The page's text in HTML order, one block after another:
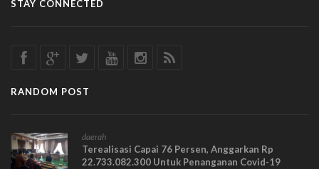
STAY CONNECTED
RANDOM POST
daerah
Terealisasi Capai 76 Persen, Anggarkan Rp
22.733.082.300 Untuk Penanganan Covid-19